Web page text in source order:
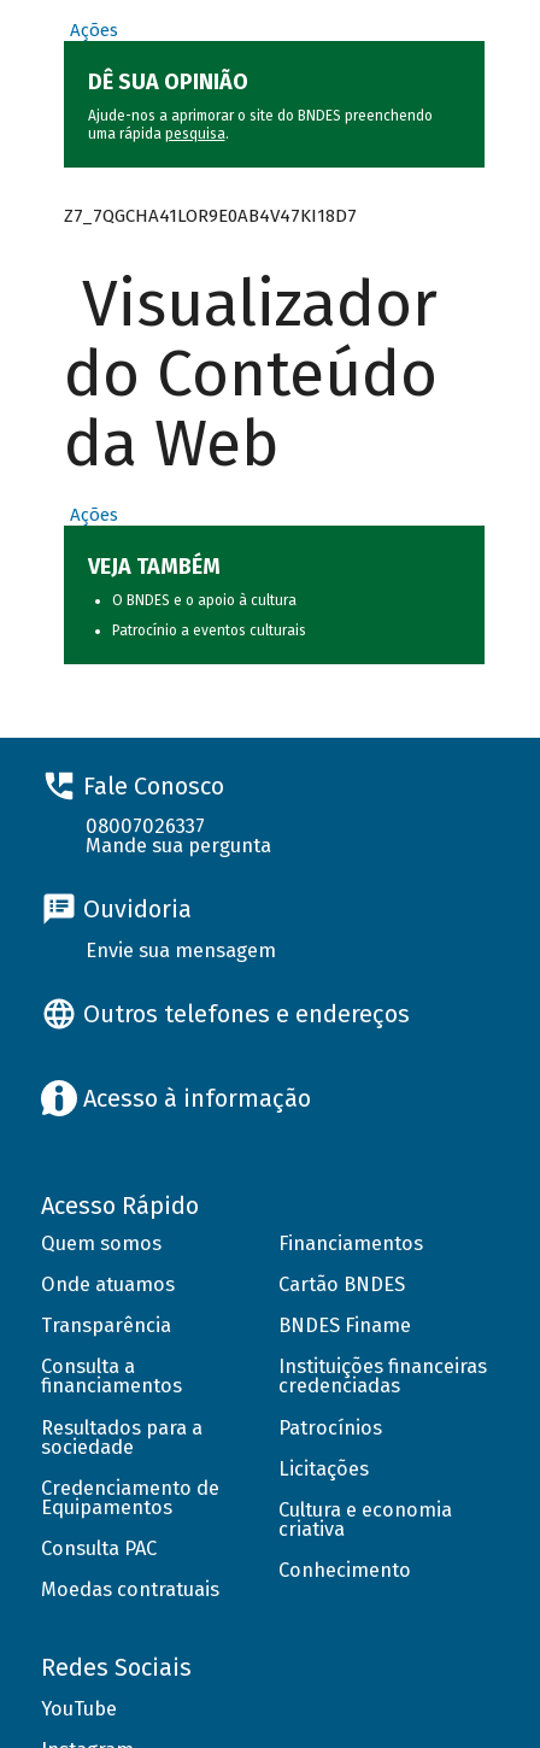
Ações
DÊ SUA OPINIÃO
Ajude-nos a aprimorar o site do BNDES preenchendo
uma rápida pesquisa.
Z7_7QGCHA41LOR9E0AB4V47KI18D7
Visualizador
do Conteúdo
da Web
Ações
VEJA TAMBÉM
O BNDES e o apoio à cultura
Patrocínio a eventos culturais
Fale Conosco
08007026337
Mande sua pergunta
Ouvidoria
Envie sua mensagem
Outros telefones e endereços
Acesso à informação
Acesso Rápido
Quem somos
Onde atuamos
Transparência
Consulta a
financiamentos
Resultados para a
sociedade
Credenciamento de
Equipamentos
Consulta PAC
Moedas contratuais
Financiamentos
Cartão BNDES
BNDES Finame
Instituições financeiras
credenciadas
Patrocínios
Licitações
Cultura e economia
criativa
Conhecimento
Redes Sociais
YouTube